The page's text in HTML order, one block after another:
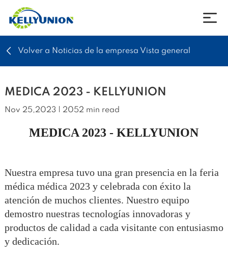
empresa
productos
Póngase en contacto con
Volver a Noticias de la empresa Vista general
MEDICA 2023 - KELLYUNION
Nov 25,2023 | 2052 min read
MEDICA 2023 - KELLYUNION
Nuestra empresa tuvo una gran presencia en la feria
médica médica 2023 y celebrada con éxito la
atención de muchos clientes. Nuestro equipo
demostro nuestras tecnologías innovadoras y
productos de calidad a cada visitante con entusiasmo
y dedicación.